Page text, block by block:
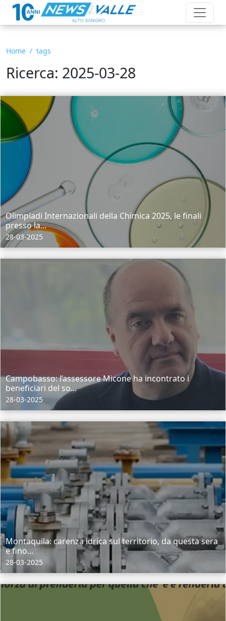
Home tags
Ricerca: 2025-03-28
Olimpiadi Internazionali della Chimica 2025, le finali
presso la...
28-03-2025
Campobasso: l’assessore Micone ha incontrato i
beneficiari del so...
28-03-2025
Montaquila: carenza idrica sul territorio, da questa sera
e fino...
28-03-2025